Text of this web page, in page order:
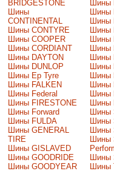
BRIDGESTONE
Шины
CONTINENTAL
Шины CONTYRE
Шины COOPER
Шины CORDIANT
Шины DAYTON
Шины DUNLOP
Шины Ep Tyre
Шины FALKEN
Шины Federal
Шины FIRESTONE
Шины Forward
Шины FULDA
Шины GENERAL
TIRE
Шины GISLAVED
Шины GOODRIDE
Шины GOODYEAR
Шины
Шины
Шины
Шины
Шины
Шины
Шины
Шины
Шины
Шины
Шины
Шины
Шины
Шины
Шины
Шины
Шины
Шины